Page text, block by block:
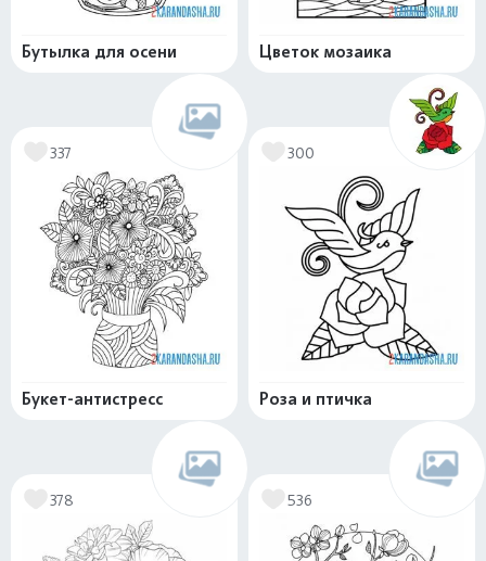
Бутылка для осени Цветок мозаика
337
Букет-антистресс
300
Роза и птичка
378 536